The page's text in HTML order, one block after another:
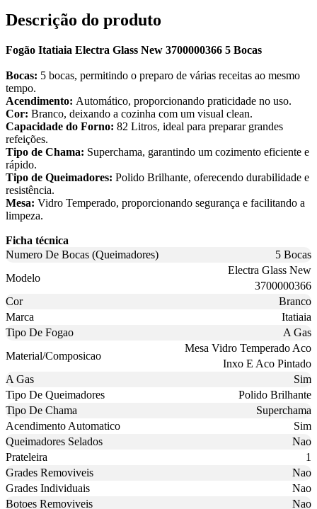
Descrição do produto
Fogão Itatiaia Electra Glass New 3700000366 5 Bocas
Bocas: 5 bocas, permitindo o preparo de várias receitas ao mesmo
tempo.
Acendimento: Automático, proporcionando praticidade no uso.
Cor: Branco, deixando a cozinha com um visual clean.
Capacidade do Forno: 82 Litros, ideal para preparar grandes
refeições.
Tipo de Chama: Superchama, garantindo um cozimento eficiente e
rápido.
Tipo de Queimadores: Polido Brilhante, oferecendo durabilidade e
resistência.
Mesa: Vidro Temperado, proporcionando segurança e facilitando a
limpeza.
Ficha técnica
Numero De Bocas (Queimadores)
5 Bocas
Modelo
Electra Glass New
3700000366
Cor
Branco
Marca
Itatiaia
Tipo De Fogao
A Gas
Material/Composicao
Mesa Vidro Temperado Aco
Inxo E Aco Pintado
A Gas
Sim
Tipo De Queimadores
Polido Brilhante
Tipo De Chama
Superchama
Acendimento Automatico
Sim
Queimadores Selados
Nao
Prateleira
1
Grades Removiveis
Nao
Grades Individuais
Nao
Botoes Removiveis
Nao